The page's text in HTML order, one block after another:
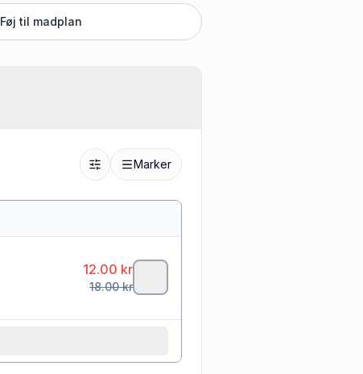
Føj til madplan
Marker
12.00 kr
18.00kr